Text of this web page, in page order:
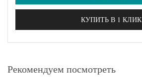
КУПИТЬ В 1 КЛИК
Рекомендуем посмотреть